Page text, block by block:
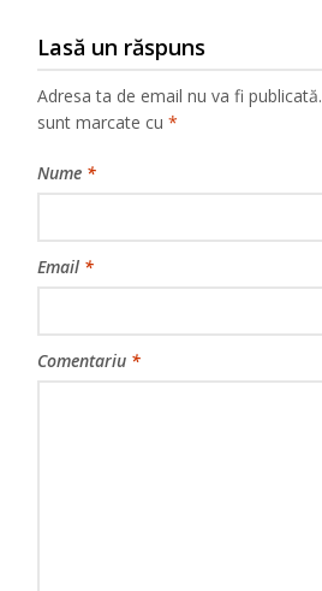
Lasă un răspuns
Adresa ta de email nu va fi publicată.
sunt marcate cu*
Nume *
Email *
Comentariu *